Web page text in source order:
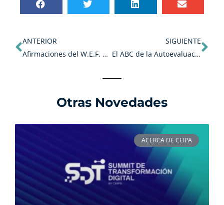
ANTERIOR
Afirmaciones del W.E.F. The World Economic Forum sobre el mundo laboral
SIGUIENTE
El ABC de la Autoevaluación en CEIPA 2021
Otras Novedades
ACERCA DE CEIPA